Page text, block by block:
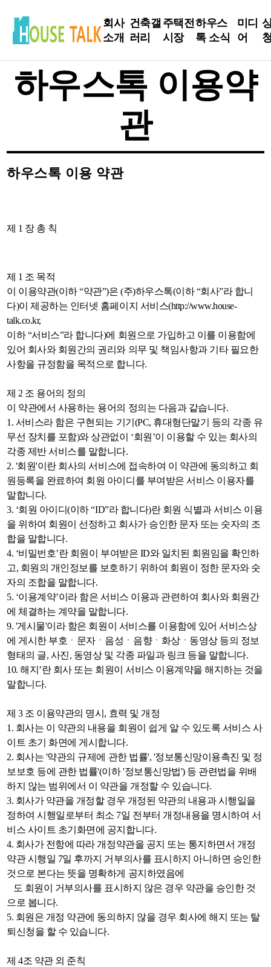
회사
소개
인사
회사
소개
주요
건축갤
러리
현장
Live
완공사
례
주택전
시장
전시장
하우스
톡 소식
하우스톡
미디
어
언론
브
하우스톡 이용약
관
하우스톡 이용 약관
제 1 장 총 칙
제 1 조 목적
이 이용약관(이하 “약관”)은 (주)하우스톡(이하 “회사”라 합니
다)이 제공하는 인터넷 홈페이지 서비스(http://www.house-
talk.co.kr,
이하 “서비스”라 합니다)에 회원으로 가입하고 이를 이용함에
있어 회사와 회원간의 권리와 의무 및 책임사항과 기타 필요한
사항을 규정함을 목적으로 합니다.
제 2 조 용어의 정의
이 약관에서 사용하는 용어의 정의는 다음과 같습니다.
1. 서비스라 함은 구현되는 기기(PC, 휴대형단말기 등의 각종 유
무선 장치를 포함)와 상관없이 ‘회원’이 이용할 수 있는 회사의
각종 제반 서비스를 말합니다.
2. '회원'이란 회사의 서비스에 접속하여 이 약관에 동의하고 회
원등록을 완료하여 회원 아이디를 부여받은 서비스 이용자를
말합니다.
3. ‘회원 아이디(이하 “ID”라 합니다)란 회원 식별과 서비스 이용
을 위하여 회원이 선정하고 회사가 승인한 문자 또는 숫자의 조
합을 말합니다.
4. ‘비밀번호’란 회원이 부여받은 ID와 일치된 회원임을 확인하
고, 회원의 개인정보를 보호하기 위하여 회원이 정한 문자와 숫
자의 조합을 말합니다.
5. ‘이용계약’이라 함은 서비스 이용과 관련하여 회사와 회원간
에 체결하는 계약을 말합니다.
9. '게시물'이라 함은 회원이 서비스를 이용함에 있어 서비스상
에 게시한 부호ㆍ문자ㆍ음성ㆍ음향ㆍ화상ㆍ동영상 등의 정보
형태의 글, 사진, 동영상 및 각종 파일과 링크 등을 말합니다.
10. 해지’란 회사 또는 회원이 서비스 이용계약을 해지하는 것을
말합니다.
제 3 조 이용약관의 명시, 효력 및 개정
1. 회사는 이 약관의 내용을 회원이 쉽게 알 수 있도록 서비스 사
이트 초기 화면에 게시합니다.
2. 회사는 '약관의 규제에 관한 법률', '정보통신망이용촉진 및 정
보보호 등에 관한 법률'(이하 '정보통신망법') 등 관련법을 위배
하지 않는 범위에서 이 약관을 개정할 수 있습니다.
3. 회사가 약관을 개정할 경우 개정된 약관의 내용과 시행일을
정하여 시행일로부터 최소 7일 전부터 개정내용을 명시하여 서
비스 사이트 초기화면에 공지합니다.
4. 회사가 전항에 따라 개정약관을 공지 또는 통지하면서 개정
약관 시행일 7일 후까지 거부의사를 표시하지 아니하면 승인한
것으로 본다는 뜻을 명확하게 공지하였음에
도 회원이 거부의사를 표시하지 않은 경우 약관을 승인한 것
으로 봅니다.
5. 회원은 개정 약관에 동의하지 않을 경우 회사에 해지 또는 탈
퇴신청을 할 수 있습니다.
제 4조 약관 외 준칙